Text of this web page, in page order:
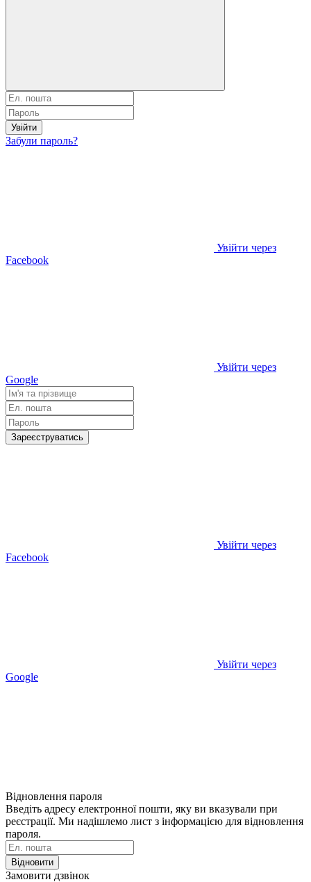
Увійти
Забули пароль?
Увійти через
Facebook
Увійти через
Google
Зареєструватись
Увійти через
Facebook
Увійти через
Google
Відновлення пароля
Введіть адресу електронної пошти, яку ви вказували при
реєстрації. Ми надішлемо лист з інформацією для відновлення
пароля.
Відновити
Замовити дзвінок